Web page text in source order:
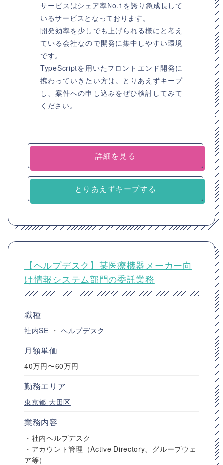
サービスはシェア率No.1を誇り急成長して
いるサービスとなっております。
開発効率を少しでも上げられる様にと考え
ている会社なので開発に集中しやすい環境
です。
TypeScriptを用いたフロントエンド開発に
携わっていきたい方は。とりあえずキープ
し、案件への申し込みをぜひ検討してみて
ください。
詳細を見る
とりあえずキープする
【ヘルプデスク】某医療機器メーカー向
け情報システム部門の委託業務
職種
社内SE ・ ヘルプデスク
月額単価
40万円〜60万円
勤務エリア
東京都 大田区
業務内容
・社内ヘルプデスク
・アカウント管理（Active Directory、グループウェ
ア等）